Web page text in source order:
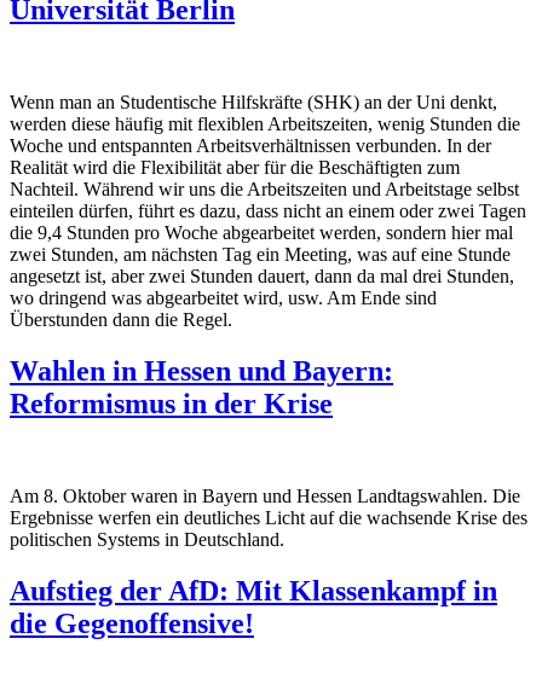
Universität Berlin
Wenn man an Studentische Hilfskräfte (SHK) an der Uni denkt,
werden diese häufig mit flexiblen Arbeitszeiten, wenig Stunden die
Woche und entspannten Arbeitsverhältnissen verbunden. In der
Realität wird die Flexibilität aber für die Beschäftigten zum
Nachteil. Während wir uns die Arbeitszeiten und Arbeitstage selbst
einteilen dürfen, führt es dazu, dass nicht an einem oder zwei Tagen
die 9,4 Stunden pro Woche abgearbeitet werden, sondern hier mal
zwei Stunden, am nächsten Tag ein Meeting, was auf eine Stunde
angesetzt ist, aber zwei Stunden dauert, dann da mal drei Stunden,
wo dringend was abgearbeitet wird, usw. Am Ende sind
Überstunden dann die Regel.
Wahlen in Hessen und Bayern:
Reformismus in der Krise
Am 8. Oktober waren in Bayern und Hessen Landtagswahlen. Die
Ergebnisse werfen ein deutliches Licht auf die wachsende Krise des
politischen Systems in Deutschland.
Aufstieg der AfD: Mit Klassenkampf in
die Gegenoffensive!